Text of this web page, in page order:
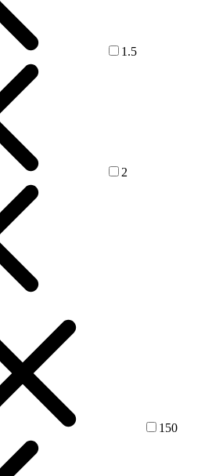
1.5
2
150